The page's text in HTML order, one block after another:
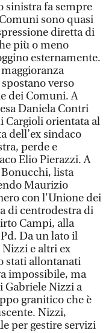
sinistra fa sempre
sono quasi
diretta di
più o meno
esternamente.
verso
dei Comuni. A
Daniela Contri
Cargioli orientata al
dell’ex sindaco
perde e
Elio Pierazzi. A
lista
Maurizio
con l'Unione dei
di centrodestra di
Campi, alla
Da un lato il
e altri ex
stati allontanati
impossibile, ma
Nizzi a
granitico che è
Nizzi,
per gestire servizi